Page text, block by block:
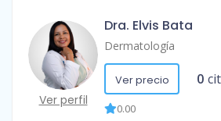
Ver perfil
Dra. Elvis Bata
Dermatología
Ver precio 0
0.00